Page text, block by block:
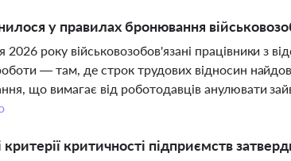
у правилах бронювання
2026 року військовозобов'язані працівники з
— там, де строк трудових відносин
що вимагає від роботодавців анулювати
критерії критичності підприємств